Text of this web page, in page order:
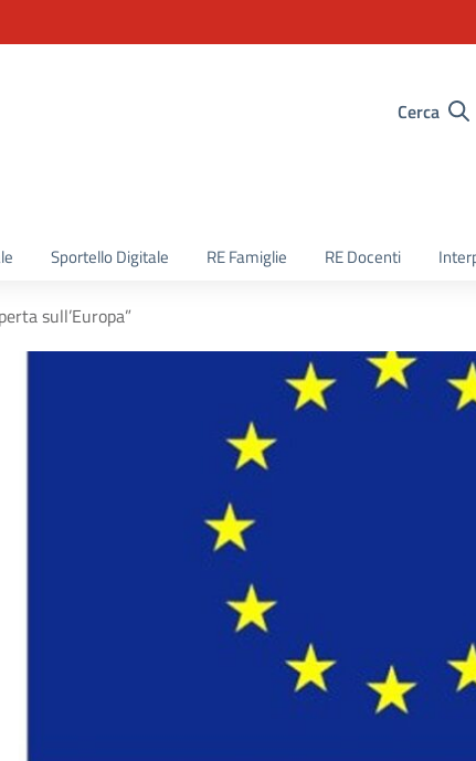
Cerca
Sportello Digitale RE Famiglie RE Docenti
sull’Europa”